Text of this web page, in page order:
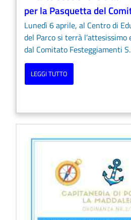
per la Pasquetta del
Lunedì 6 aprile, al Centro di
del Parco si terrà
dal Comitato Festeggiamenti
LEGGI TUTTO